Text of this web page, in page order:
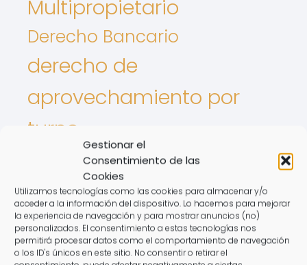
Gestionar el
Consentimiento de las
Cookies
Utilizamos tecnologías como las cookies para almacenar y/o
acceder a la información del dispositivo. Lo hacemos para mejorar
la experiencia de navegación y para mostrar anuncios (no)
personalizados. El consentimiento a estas tecnologías nos
permitirá procesar datos como el comportamiento de navegación
o los ID's únicos en este sitio. No consentir o retirar el
Multipropietario
Derecho Bancario
derecho de
aprovechamiento por
turno
Derecho De Los Animales
Intereses De tarjetas
Nulidad de contrato
registro de la propiedad